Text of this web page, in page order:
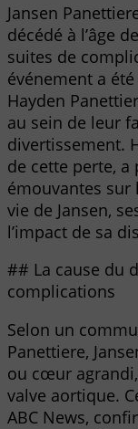
Jansen
décédé à l’âge
suites de
événement a
Hayden
au sein de leur
divertissement.
de cette perte, a
émouvantes sur
vie de Jansen,
l’impact de sa
## La cause du
complications
Selon un
Panettiere,
ou cœur
valve aortique.
ABC News,